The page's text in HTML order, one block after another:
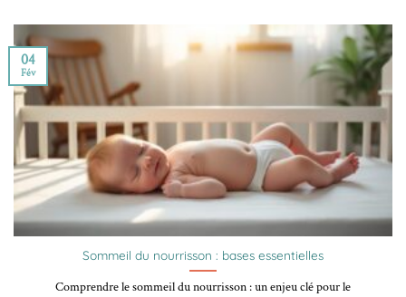
Sommeil du nourrisson : bases essentielles
Comprendre le sommeil du nourrisson : un enjeu clé pour le
04
Fév